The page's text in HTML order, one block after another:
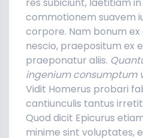
commotionem suavem
corpore. Nam bonum
nescio, praepositum ex
praeponatur aliis.
ingenium consumptum
Vidit Homerus probari
cantiunculis tantus
Quod dicit Epicurus
minime sint voluptates,